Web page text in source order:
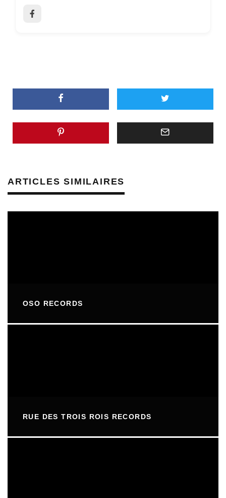
ARTICLES SIMILAIRES
OSO RECORDS
RUE DES TROIS ROIS RECORDS